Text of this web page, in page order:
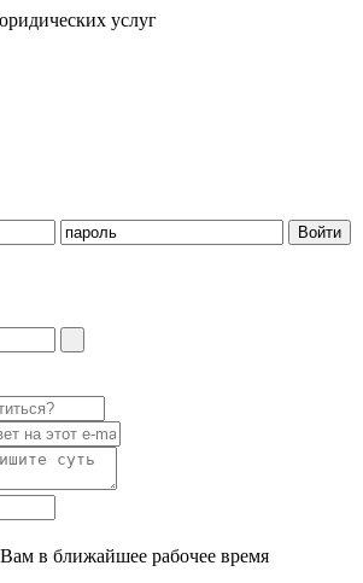
услуг
в ближайшее рабочее время